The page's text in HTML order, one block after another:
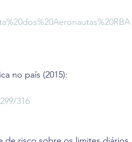
no país (2015):
316